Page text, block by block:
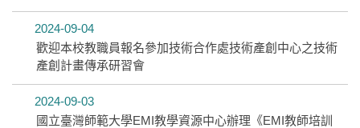
2024-09-04
歡迎本校教職員報名參加技術合作處技術產創中心之技術
產創計畫傳承研習會
2024-09-03
國立臺灣師範大學EMI教學資源中心辦理《EMI教師培訓